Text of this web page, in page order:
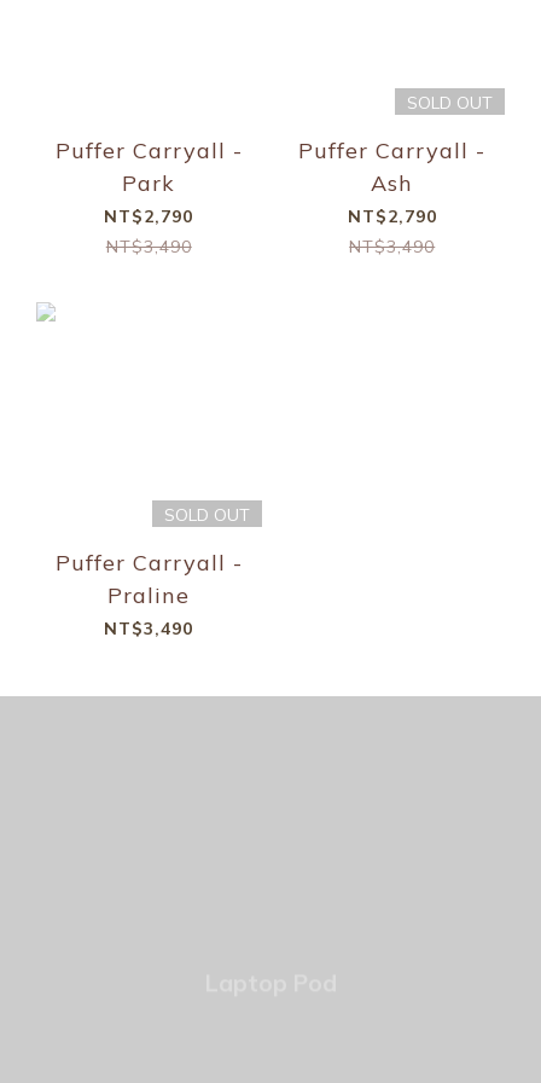
Puffer Carryall -
Park
NT$2,790
NT$3,490
SOLD OUT
Puffer Carryall -
Ash
NT$2,790
NT$3,490
SOLD OUT
Puffer Carryall -
Praline
NT$3,490